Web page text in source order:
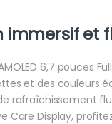
immersif et
6,7 pouces
et des couleurs
rafraîchissement
Care Display,